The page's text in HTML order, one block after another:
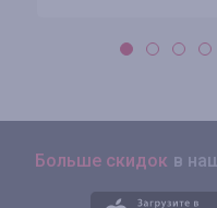
Больше скидок в